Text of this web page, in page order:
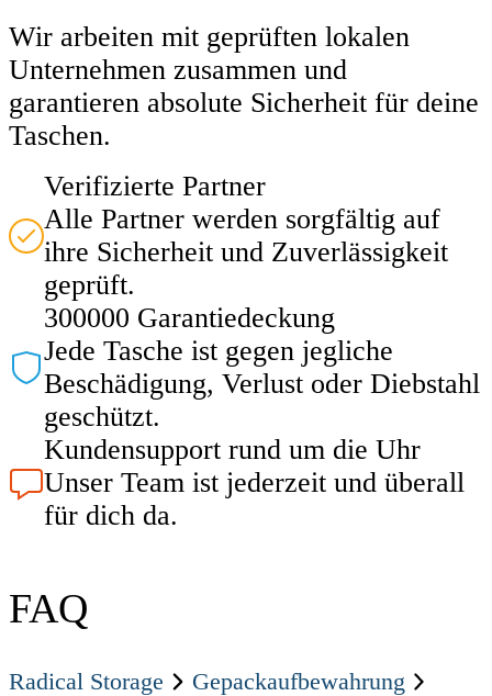
Wir arbeiten mit geprüften lokalen
Unternehmen zusammen und
garantieren absolute Sicherheit für deine
Taschen.
Verifizierte Partner
Alle Partner werden sorgfältig auf
ihre Sicherheit und Zuverlässigkeit
geprüft.
300000 Garantiedeckung
Jede Tasche ist gegen jegliche
Beschädigung, Verlust oder Diebstahl
geschützt.
Kundensupport rund um die Uhr
Unser Team ist jederzeit und überall
für dich da.
FAQ
Radical Storage
Gepackaufbewahrung